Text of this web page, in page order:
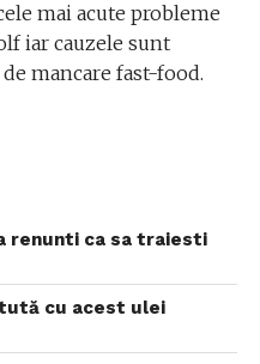
mai acute probleme
iar cauzele sunt
mancare fast-food.
renunti ca sa traiesti
cu acest ulei